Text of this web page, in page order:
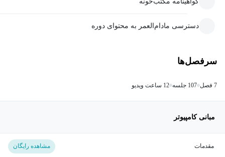
دسترسی مادام‌العمر به محتوای دوره
سرفصل‌ها
7 فصل 107 جلسه 12 ساعت ویدیو
مبانی کامپیوتر
مقدمات مشاهده رایگان